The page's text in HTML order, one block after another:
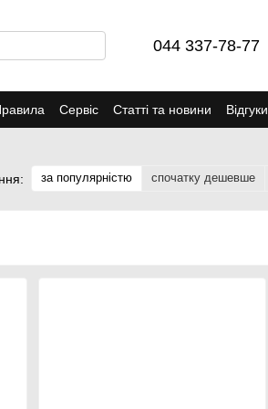
044 337-78-77
Сервіс Статті та новини
Відгуки
за популярністю спочатку дешевше